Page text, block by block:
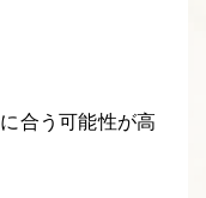
合う可能性が高